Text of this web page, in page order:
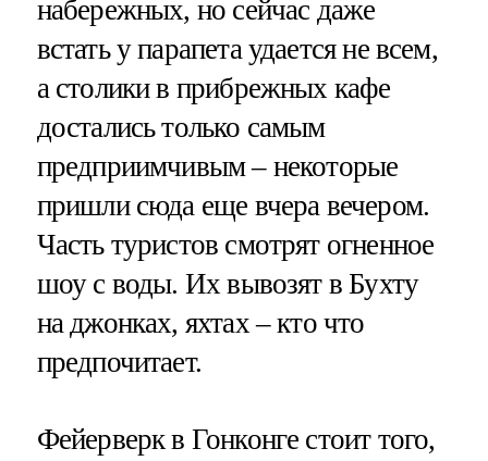
набережных, но сейчас даже
встать у парапета удается не всем,
а столики в прибрежных кафе
достались только самым
предприимчивым – некоторые
пришли сюда еще вчера вечером.
Часть туристов смотрят огненное
шоу с воды. Их вывозят в Бухту
на джонках, яхтах – кто что
предпочитает.
Фейерверк в Гонконге стоит того,